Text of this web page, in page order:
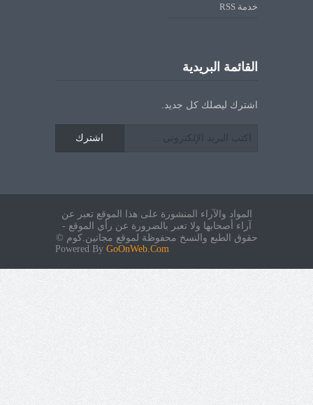
خدمة RSS
القائمة البريدية
اشترك ليصلك كل جديد.
اشترك
المواد والآراء المنشورة على هذا الموقع تعبر عن
آراء أصحابها ولا تعبر بالضرورة عن رأي الموقع -
حقوق الطبع والنسخ محفوظة لموقع مجانين.كوم ©
Powered By GoOnWeb.Com